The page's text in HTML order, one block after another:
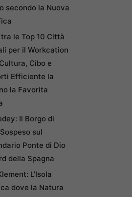
secondo la Nuova
le Top 10 Città
per il Workcation
Cibo e
Efficiente la
la Favorita
Il Borgo di
sul
Ponte di Dio
della Spagna
L’Isola
dove la Natura